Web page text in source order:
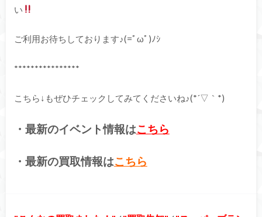
い
ご利用お待ちしております♪(=ﾟωﾟ)ﾉｼ
****************
こちら↓もぜひチェックしてみてくださいね♪(*´▽｀*)
・最新のイベント情報はこちら
・最新の買取情報はこちら